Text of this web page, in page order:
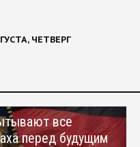
ЧЕТВЕРГ
все
перед будущим